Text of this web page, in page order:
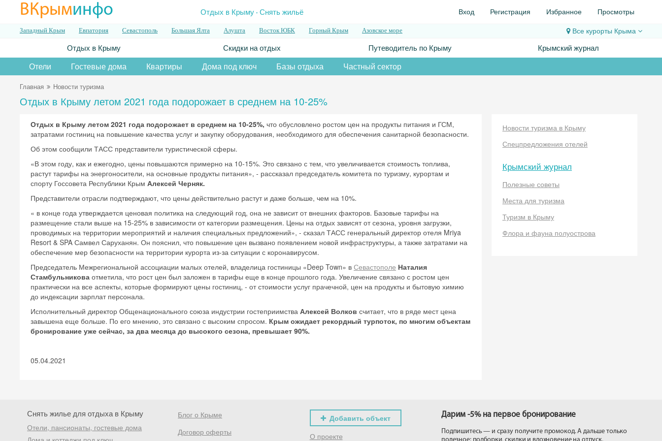
ВКрыминфо Отдых в Крыму.Снять жильё Вход Регистрация Избранное Просмотры
Западный Крым Евпатория Севастополь Большая Ялта Алушта Восток ЮБК Горный Крым Азовское море Все курорты Крыма
Отдых в Крыму Скидки на отдых Путеводитель по Крыму Крымский журнал
Отели Гостевые дома Квартиры Дома под ключ Базы отдыха Частный сектор
Главная Новости туризма
Отдых в Крыму летом 2021 года подорожает в среднем на 10-25%
Отдых в Крыму летом 2021 года подорожает в среднем на 10-25%, что обусловлено ростом цен на продукты питания и ГСМ,
затратами гостиниц на повышение качества услуг и закупку оборудования, необходимого для обеспечения санитарной безопасности.
Об этом сообщили ТАСС представители туристической сферы.
«В этом году, как и ежегодно, цены повышаются примерно на 10-15%. Это связано с тем, что увеличивается стоимость топлива,
растут тарифы на энергоносители, на основные продукты питания», - рассказал председатель комитета по туризму, курортам и
спорту Госсовета Республики Крым Алексей Черняк.
Представители отрасли подтверждают, что цены действительно растут и даже больше, чем на 10%.
« в конце года утверждается ценовая политика на следующий год, она не зависит от внешних факторов. Базовые тарифы на
размещение стали выше на 15-25% в зависимости от категории размещения. Цены на отдых зависят от сезона, уровня загрузки,
проводимых на территории мероприятий и наличия специальных предложений», - сказал ТАСС генеральный директор отеля Mriya
Resort & SPA Самвел Саруханян. Он пояснил, что повышение цен вызвано появлением новой инфраструктуры, а также затратами на
обеспечение мер безопасности на территории курорта из-за ситуации с коронавирусом.
Председатель Межрегиональной ассоциации малых отелей, владелица гостиницы «Deep Town» в Севастополе Наталия
Стамбульникова отметила, что рост цен был заложен в тарифы еще в конце прошлого года. Увеличение связано с ростом цен
практически на все аспекты, которые формируют цены гостиниц, - от стоимости услуг прачечной, цен на продукты и бытовую химию
до индексации зарплат персонала.
Исполнительный директор Общенационального союза индустрии гостеприимства Алексей Волков считает, что в ряде мест цена
завышена еще больше. По его мнению, это связано с высоким спросом. Крым ожидает рекордный турпоток, по многим объектам
бронирование уже сейчас, за два месяца до высокого сезона, превышает 90%.
05.04.2021
Новости туризма в Крыму
Спецпредложения отелей
Крымский журнал
Полезные советы
Места для туризма
Туризм в Крыму
Флора и фауна полуострова
Снять жилье для отдыха в Крыму
Отели, пансионаты, гостевые дома
Блог о Крыме
Договор оферты
Добавить объект
О проекте
Дарим -5% на первое бронирование
Подпишитесь — и сразу получите промокод. А дальше только
Скидка −5%
Хочешь дешевле? Оставь почту и получи промокод на